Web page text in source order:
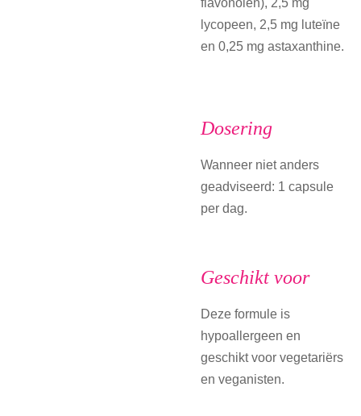
lycopeen, 2,5 mg luteïne
en 0,25 mg astaxanthine.
Dosering
Wanneer niet anders
geadviseerd: 1 capsule
per dag.
Geschikt voor
Deze formule is
hypoallergeen en
geschikt voor vegetariërs
en veganisten.